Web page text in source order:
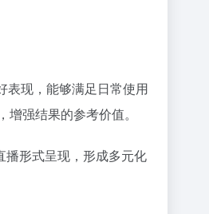
表现，能够满足日常使用
强结果的参考价值。
形式呈现，形成多元化